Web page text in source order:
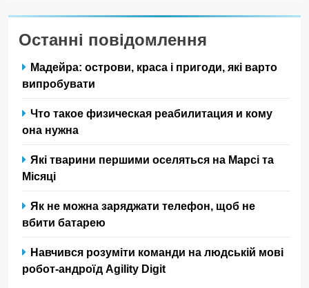
Останні повідомлення
Мадейра: острови, краса і пригоди, які варто
випробувати
Что такое физическая реабилитация и кому
она нужна
Які тварини першими оселяться на Марсі та
Місяці
Як не можна заряджати телефон, щоб не
вбити батарею
Навчився розуміти команди на людській мові
робот-андроїд Agility Digit